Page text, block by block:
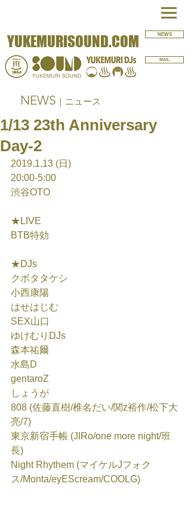
YUKEMURISOUND.COM NEWS
MAIL
NEWS ｜ニュース
1/13 23th Anniversary
Day-2
2019.1.13 (日)
20:00-5:00
渋谷OTO
★LIVE
BTB特効
★DJs
クボタタケシ
小西康陽
はせはじむ
SEX山口
ゆけむりDJs
森本祐爾
水島D
gentaroZ
しょうが
808 (佐藤直樹/椎名だい/関z裕作/松下大
亮/7)
東京新宿手帳 (JIRo/one more night/班
長)
Night Rhythem (マイケルJフォク
ス/Monta/eyEScream/COOLG)